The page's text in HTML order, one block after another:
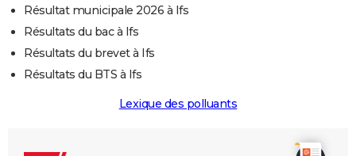
Résultat municipale 2026 à Ifs
Résultats du bac à Ifs
Résultats du brevet à Ifs
Résultats du BTS à Ifs
Lexique des polluants